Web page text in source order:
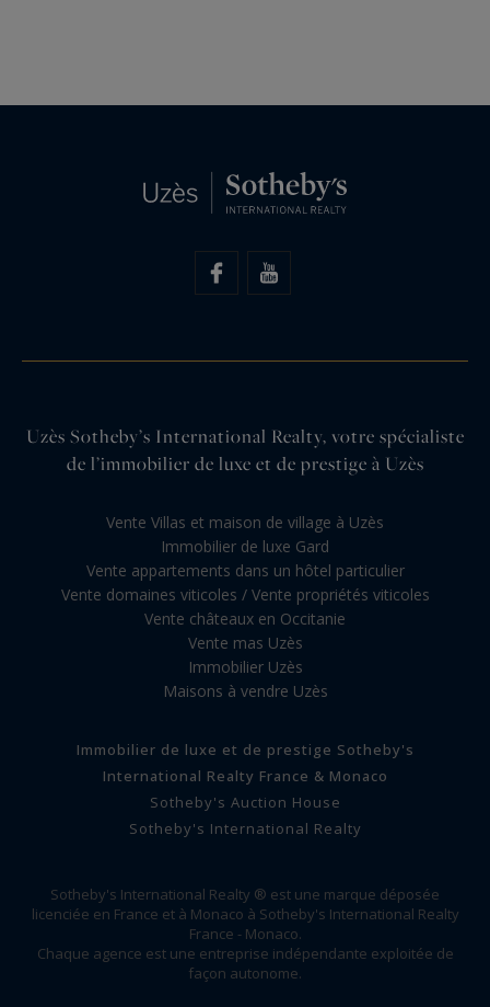
Uzès Sotheby’s International Realty, votre spécialiste
de l’immobilier de luxe et de prestige à Uzès
Vente Villas et maison de village à Uzès
Immobilier de luxe Gard
Vente appartements dans un hôtel particulier
Vente domaines viticoles / Vente propriétés viticoles
Vente châteaux en Occitanie
Vente mas Uzès
Immobilier Uzès
Maisons à vendre Uzès
Immobilier de luxe et de prestige Sotheby's
International Realty France & Monaco
Sotheby's Auction House
Sotheby's International Realty
Sotheby's International Realty ® est une marque déposée
licenciée en France et à Monaco à Sotheby's International Realty
France - Monaco.
Chaque agence est une entreprise indépendante exploitée de
façon autonome.